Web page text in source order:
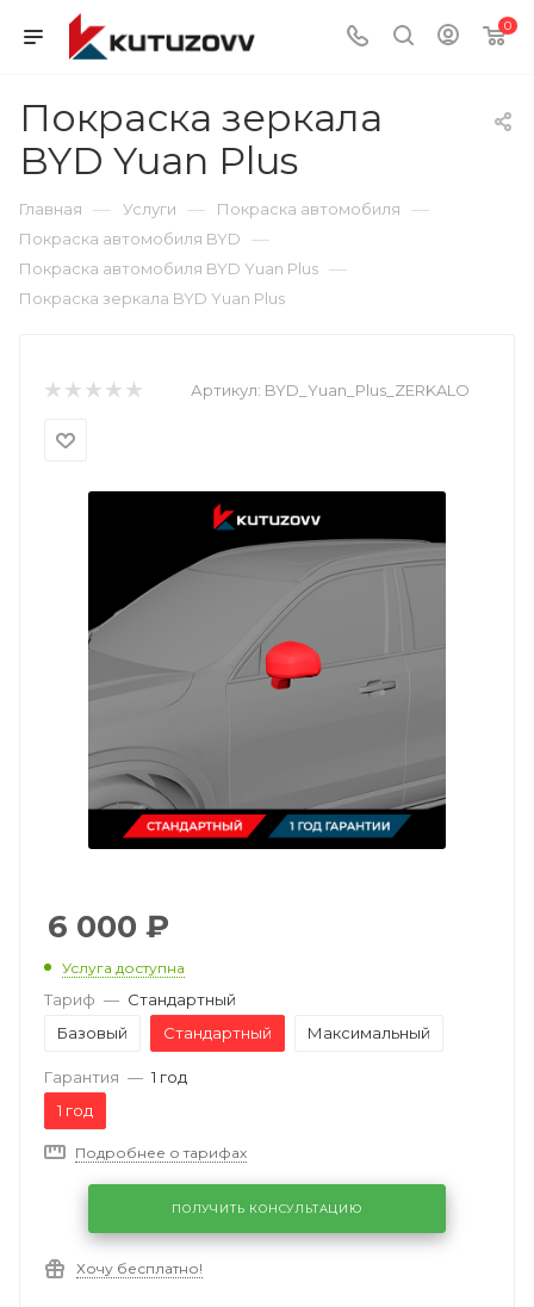
0
Покраска зеркала
BYD Yuan Plus
Главная — Услуги — Покраска автомобиля —
Покраска автомобиля BYD —
Покраска автомобиля BYD Yuan Plus —
Покраска зеркала BYD Yuan Plus
Артикул: BYD_Yuan_Plus_ZERKALO
6 000 ₽
Услуга доступна
Тариф — Стандартный
Базовый
Стандартный Максимальный
Гарантия — 1 год
1 год
Подробнее о тарифах
ПОЛУЧИТЬ КОНСУЛЬТАЦИЮ
Хочу бесплатно!